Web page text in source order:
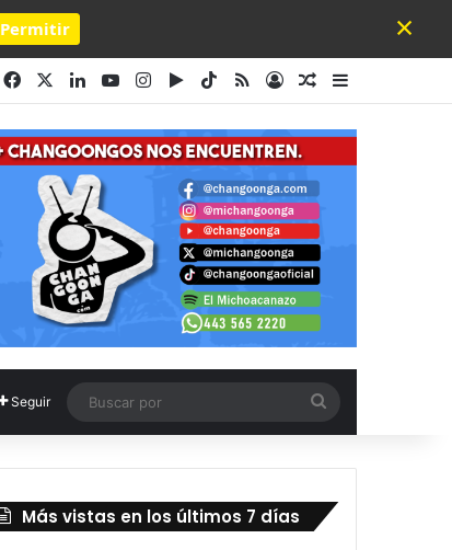
Permitir
Powered by SendPulse
×
FacebookLinkedInYouTubeInstagram
Google Play
TikTok
RSS AccesoPublicación al
Seguir
por
Más vistas en los últimos 7 días